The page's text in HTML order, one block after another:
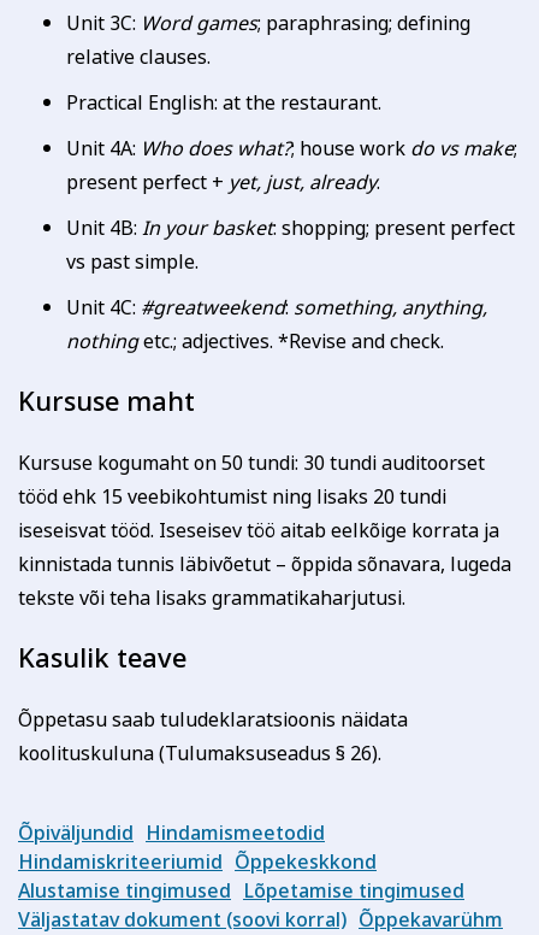
Unit 3C: Word games; paraphrasing; defining
relative clauses.
Practical English: at the restaurant.
Unit 4A: Who does what?; house work do vs make;
present perfect + yet, just, already.
Unit 4B: In your basket: shopping; present perfect
vs past simple.
Unit 4C: #greatweekend: something, anything,
nothingetc.; adjectives. *Revise and check.
Kursuse maht
Kursuse kogumaht on 50 tundi: 30 tundi auditoorset
tööd ehk 15 veebikohtumist ning lisaks 20 tundi
iseseisvat tööd. Iseseisev töö aitab eelkõige korrata ja
kinnistada tunnis läbivõetut – õppida sõnavara, lugeda
tekste või teha lisaks grammatikaharjutusi.
Kasulik teave
Õppetasu saab tuludeklaratsioonis näidata
koolituskuluna (Tulumaksuseadus § 26).
Õpiväljundid Hindamismeetodid
Hindamiskriteeriumid Õppekeskkond
Alustamise tingimused Lõpetamise tingimused
Väljastatav dokument (soovi korral) Õppekavarühm